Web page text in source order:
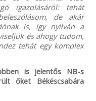
igazolásáról: tehát
de akár
is, így nyilván a
és ahogy tudom,
tehát egy komplex
is jelentős NB-s
őket Békéscsabára